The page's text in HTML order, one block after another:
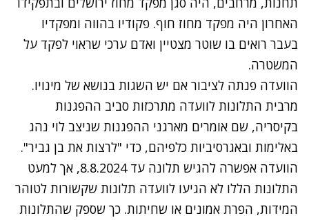
האחרון היה מפקד מחוז חוף. פקודיו בהווה ומפקדיו
בעבר רואים בו שוטר מצטיין ואדם ערכי שראוי לפקד על
המשטרה.
הוועדה פנתה לציבור אם יש השגות בנושא של מינויו.
מרבית התלונות לוועדה מתרכזות סביב ההפגנות
בקיסריה, שם אומרים מארגני ההפגנות שניצב לוי נהג
באלימות ובאגרסיביות כלפיהם, כדי "לרצות את בן גביר".
הוועדה אפשרה להגיש תלונה עד 8.8.2024, אך למעט
התלונות הללו לא הגיעו לוועדה תלונות שקשורות לטוהר
המידות, הפרת אמונים או שחיתות. כך שספק שהתלונות